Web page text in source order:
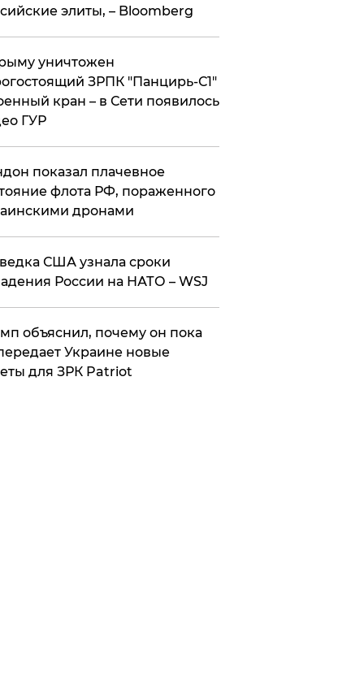
элиты, – Bloomberg
уничтожен
ЗРПК "Панцирь-С1"
кран – в Сети появилось
ГУР
показал плачевное
флота РФ, пораженного
дронами
США узнала сроки
России на НАТО – WSJ
объяснил, почему он пока
Украине новые
для ЗРК Patriot